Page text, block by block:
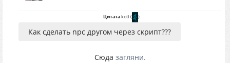
Цитатаkott( )
Как сделать npc другом через скрипт???
Сюда загляни.